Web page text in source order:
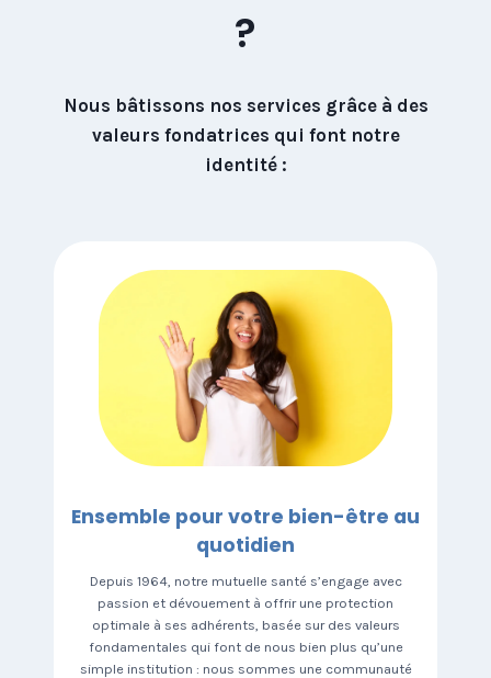
?
Nous bâtissons nos services grâce à des
valeurs fondatrices qui font notre
identité :
Ensemble pour votre bien-être au
quotidien
Depuis 1964, notre mutuelle santé s’engage avec
passion et dévouement à offrir une protection
optimale à ses adhérents, basée sur des valeurs
fondamentales qui font de nous bien plus qu’une
simple institution : nous sommes une communauté